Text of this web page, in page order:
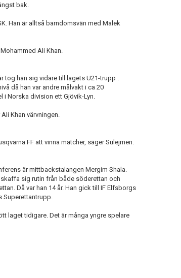
bak.
Han är alltså barndomsvän med Malek
Ali Khan.
tog han sig vidare till lagets U21-trupp .
då han var andre målvakt i ca 20
i Norska division ett Gjövik-Lyn.
Khan värvningen.
FF att vinna matcher, säger Sulejmen.
är mittbackstalangen Mergim Shala.
skaffa sig rutin från både söderettan och
Då var han 14 år. Han gick till IF Elfsborgs
Superettantrupp.
laget tidigare. Det är många yngre spelare